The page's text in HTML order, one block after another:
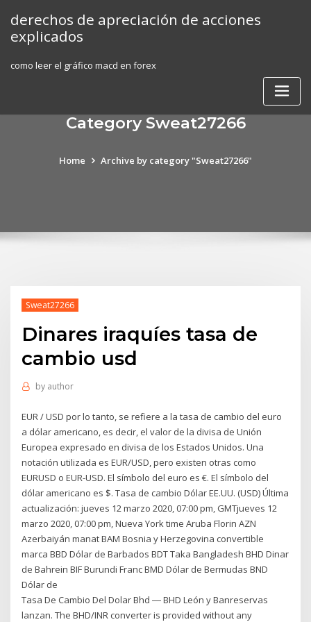
content
derechos de apreciación de acciones
explicados
como leer el gráfico macd en forex
Category Sweat27266
Home Archive by category "Sweat27266"
Sweat27266
Dinares iraquíes tasa de
cambio usd
by author
EUR / USD por lo tanto, se refiere a la tasa de cambio del euro
a dólar americano, es decir, el valor de la divisa de Unión
Europea expresado en divisa de los Estados Unidos. Una
notación utilizada es EUR/USD, pero existen otras como
EURUSD o EUR-USD. El símbolo del euro es €. El símbolo del
dólar americano es $. Tasa de cambio Dólar EE.UU. (USD) Última
actualización: jueves 12 marzo 2020, 07:00 pm, GMTjueves 12
marzo 2020, 07:00 pm, Nueva York time Aruba Florin AZN
Azerbaiyán manat BAM Bosnia y Herzegovina convertible
marca BBD Dólar de Barbados BDT Taka Bangladesh BHD Dinar
de Bahrein BIF Burundi Franc BMD Dólar de Bermudas BND
Dólar de
Tasa De Cambio Del Dolar Bhd ― BHD León y Banreservas
lanzan. The BHD/INR converter is provided without any